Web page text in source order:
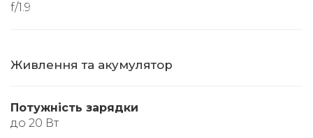
f/1.9
Живлення та акумулятор
Потужність зарядки
до 20 Вт